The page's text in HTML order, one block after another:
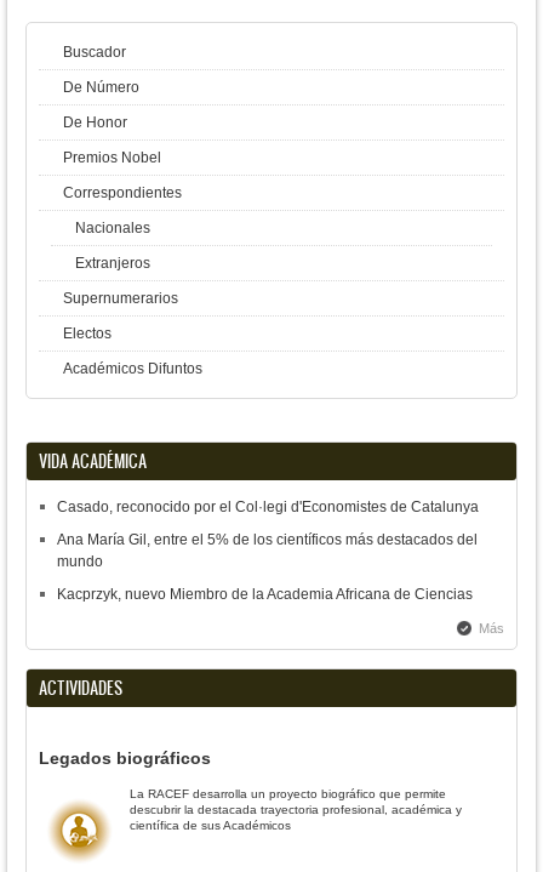
Buscador
De Número
De Honor
Premios Nobel
Correspondientes
Nacionales
Extranjeros
Supernumerarios
Electos
Académicos Difuntos
VIDA ACADÉMICA
Casado, reconocido por el Col·legi d'Economistes de Catalunya
Ana María Gil, entre el 5% de los científicos más destacados del
mundo
Kacprzyk, nuevo Miembro de la Academia Africana de Ciencias
Más
ACTIVIDADES
Legados biográficos
La RACEF desarrolla un proyecto biográfico que permite
descubrir la destacada trayectoria profesional, académica y
científica de sus Académicos